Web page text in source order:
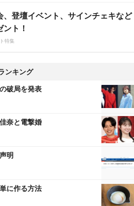
、登壇イベント、サインチェキなど
ト！
特集
ンキング
破局を発表
奈と電撃婚
明
に作る方法